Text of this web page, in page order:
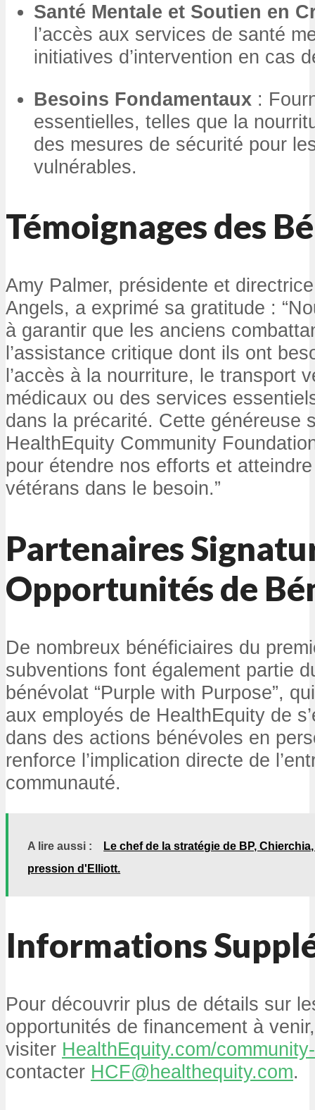
Santé Mentale et Soutien en
l’accès aux services de santé
initiatives d’intervention en cas
Besoins Fondamentaux :
essentielles, telles que la
des mesures de sécurité pour
vulnérables.
Témoignages des
Amy Palmer, présidente et
Angels, a exprimé sa gratitude :
à garantir que les anciens
l’assistance critique dont ils ont
l’accès à la nourriture, le transport
médicaux ou des services
dans la précarité. Cette généreuse
HealthEquity Community
pour étendre nos efforts et
vétérans dans le besoin.”
Partenaires
Opportunités de
De nombreux bénéficiaires du
subventions font également partie
bénévolat “Purple with Purpose”,
aux employés de HealthEquity de
dans des actions bénévoles en
renforce l’implication directe de
communauté.
A lire aussi :
Le chef de la stratégie de BP,
pression d'Elliott.
Informations
Pour découvrir plus de détails sur
opportunités de financement à
visiter HealthEquity.com/
contacter HCF@healthequity.com.